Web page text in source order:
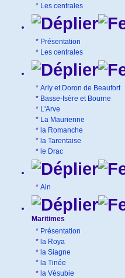
* Les centrales
* Présentation
* Les centrales
* Arly et Doron de Beaufort
* Basse-Isère et Bourne
* L'Arve
* La Maurienne
* la Romanche
* la Tarentaise
* le Drac
* Ain
Maritimes
* Présentation
* la Roya
* la Siagne
* la Tinée
* la Vésubie